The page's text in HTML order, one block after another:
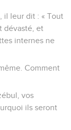
il leur dit : « Tout
dévasté, et
internes ne
Comment
vos
ils seront